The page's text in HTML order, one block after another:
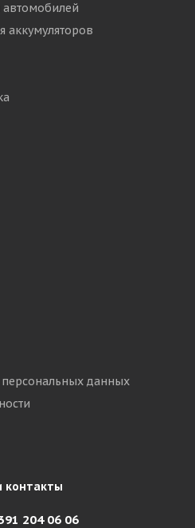
аккумуляторов
данных
контакты
204 06 06